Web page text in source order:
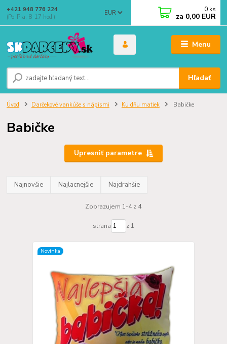
Menu
EUR
Hľadať
+421 948 776 224
(Po-Pia, 8-17 hod.)
0 ks
za 0,00 EUR
Úvod Darčekové vankúše s nápismi Ku dňu matiek Babičke
Babičke
Upresniť parametre
Najnovšie Najlacnejšie Najdrahšie
Zobrazujem 1-4 z 4
strana z 1
Novinka